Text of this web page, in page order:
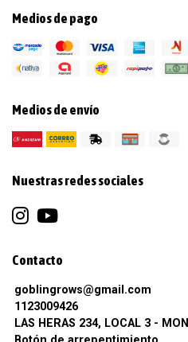
Medios de pago
Medios de envío
Nuestras redes sociales
Contacto
goblingrows@gmail.com
1123009426
LAS HERAS 234, LOCAL 3 -